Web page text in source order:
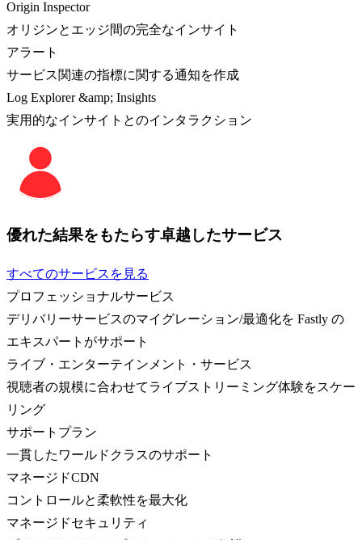
Origin Inspector
オリジンとエッジ間の完全なインサイト
アラート
サービス関連の指標に関する通知を作成
Log Explorer &amp; Insights
実用的なインサイトとのインタラクション
優れた結果をもたらす卓越したサービス
すべてのサービスを見る
プロフェッショナルサービス
デリバリーサービスのマイグレーション/最適化を Fastly の
エキスパートがサポート
ライブ・エンターテインメント・サービス
視聴者の規模に合わせてライブストリーミング体験をスケー
リング
サポートプラン
一貫したワールドクラスのサポート
マネージドCDN
コントロールと柔軟性を最大化
マネージドセキュリティ